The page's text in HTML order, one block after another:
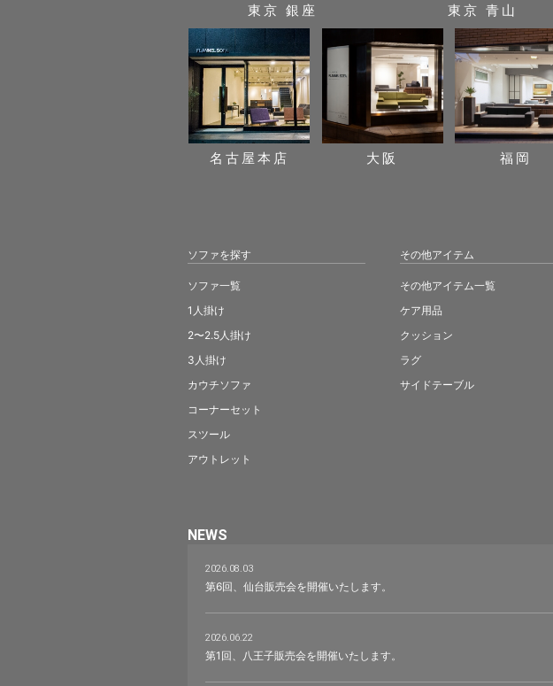
東京 銀座 東京 青山
名古屋本店 大阪 福岡
ソファを探す
ソファ一覧
1人掛け
2〜2.5人掛け
3人掛け
カウチソファ
コーナーセット
スツール
アウトレット
その他アイテム
その他アイテム一覧
ケア用品
クッション
ラグ
サイドテーブル
NEWS
2026.08.03
第6回、仙台販売会を開催いたします。
2026.06.22
第1回、八王子販売会を開催いたします。